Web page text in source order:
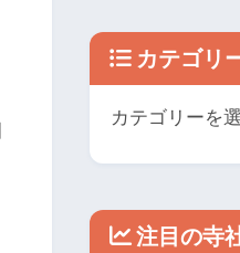
カテゴリ
注目の寺